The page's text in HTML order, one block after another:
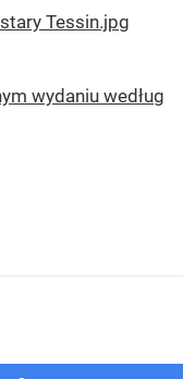
wydaniu według